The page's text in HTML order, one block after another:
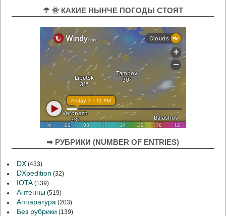
☂ 🌞 КАКИЕ НЫНЧЕ ПОГОДЫ СТОЯТ
➡ РУБРИКИ (NUMBER OF ENTRIES)
DX (433)
DXpedition (32)
IOTA(139)
Антенны (519)
Аппаратура (203)
Без рубрики (139)